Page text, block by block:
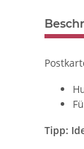
weitere
Tipp: